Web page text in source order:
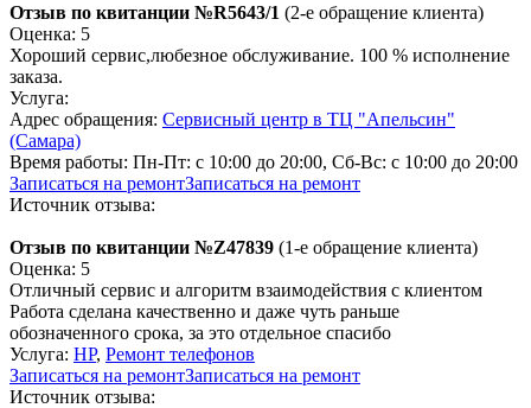
Отзыв по квитанции №R5643/1 (2-е обращение клиента)
Оценка: 5
Хороший сервис,любезное обслуживание. 100 % исполнение
заказа.
Услуга:
Адрес обращения: Сервисный центр в ТЦ "Апельсин"
(Самара)
Время работы: Пн-Пт: с 10:00 до 20:00, Сб-Вс: с 10:00 до 20:00
Записаться на ремонтЗаписаться на ремонт
Источник отзыва:
Отзыв по квитанции №Z47839 (1-е обращение клиента)
Оценка: 5
Отличный сервис и алгоритм взаимодействия с клиентом
Работа сделана качественно и даже чуть раньше
обозначенного срока, за это отдельное спасибо
Услуга: HP, Ремонт телефонов
Записаться на ремонтЗаписаться на ремонт
Источник отзыва: